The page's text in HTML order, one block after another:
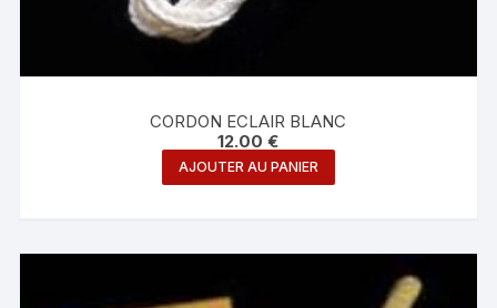
CORDON ECLAIR BLANC
12.00€
AJOUTER AU PANIER